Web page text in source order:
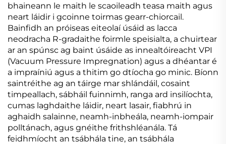
bhaineann le maith le scaoileadh teasa maith agus
neart láidir i gcoinne toirmas gearr-chiorcail.
Bainfidh an próiseas eiteolaí úsáid as lacca
neodracha R-gradaithe foirmle speisialta, a chuirtear
ar an spúnsc ag baint úsáide as innealtóireacht VPI
(Vacuum Pressure Impregnation) agus a dhéantar é
a impraíniú agus a thitim go dtíocha go minic. Bíonn
saintréithe ag an táirge mar shlándáil, cosaint
timpeallach, sábháil fuinnimh, ranga ard insilíochta,
cumas laghdaithe láidir, neart lasair, fiabhrú in
aghaidh salainne, neamh-inbheála, neamh-iompair
polltánach, agus gnéithe frithshléanála. Tá
feidhmíocht an tsábhála tine, an tsábhála